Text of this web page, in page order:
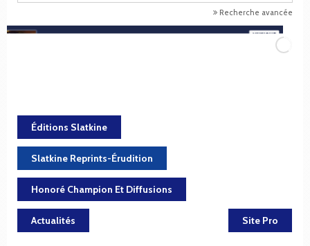
Recherche avancée
Éditions Slatkine
Slatkine Reprints-Érudition
Honoré Champion Et Diffusions
Actualités Site Pro